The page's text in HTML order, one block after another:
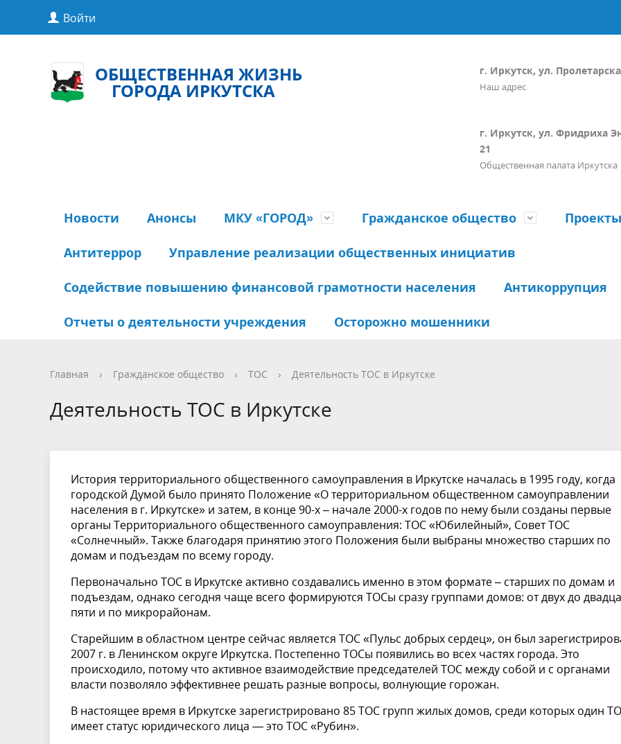
Войти
ОБЩЕСТВЕННАЯ ЖИЗНЬ
ГОРОДА ИРКУТСКА
г. Иркутск, ул.
Наш адрес
г. Иркутск, ул. Фридриха
21
Общественная палата Иркутска
Новости Анонсы МКУ «ГОРОД»
Структура учреждения Основные документы
Гражданское общество
Центры по работе с
общественными
Территориальные
самоуправления
развитию деятельности
садоводов
Проекты
Иркутский Арбат Активное долголетие
Фотогалерея Видео
Антитеррор Управление реализации общественных инициатив
Содействие повышению финансовой грамотности населения Антикоррупция
Отчеты о деятельности учреждения Осторожно мошенники
Главная › Гражданское общество › ТОС › Деятельность ТОС в Иркутске
Деятельность ТОС в Иркутске
История территориального общественного самоуправления в Иркутске началась в 1995 году, когда
городской Думой было принято Положение «О территориальном общественном самоуправлении
населения в г. Иркутске» и затем, в конце 90-х – начале 2000-х годов по нему были созданы первые
органы Территориального общественного самоуправления: ТОС «Юбилейный», Совет ТОС
«Солнечный». Также благодаря принятию этого Положения были выбраны множество старших по
домам и подъездам по всему городу.
Первоначально ТОС в Иркутске активно создавались именно в этом формате – старших по домам и
подъездам, однако сегодня чаще всего формируются ТОСы сразу группами домов: от двух до
пяти и по микрорайонам.
Старейшим в областном центре сейчас является ТОС «Пульс добрых сердец», он был
2007 г. в Ленинском округе Иркутска. Постепенно ТОСы появились во всех частях города. Это
происходило, потому что активное взаимодействие председателей ТОС между собой и с органами
власти позволяло эффективнее решать разные вопросы, волнующие горожан.
В настоящее время в Иркутске зарегистрировано 85 ТОС групп жилых домов, среди которых один
имеет статус юридического лица — это ТОС «Рубин».